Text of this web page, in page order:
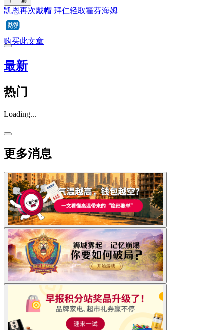
凯恩再次戴帽 拜仁轻取霍芬海姆
购买此文章
最新
热门
Loading...
更多消息